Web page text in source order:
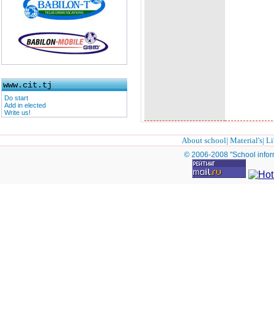
www.cit.tj
Do start
Add in elected
Write us!
About school| Material's|
© 2006-2008 "School